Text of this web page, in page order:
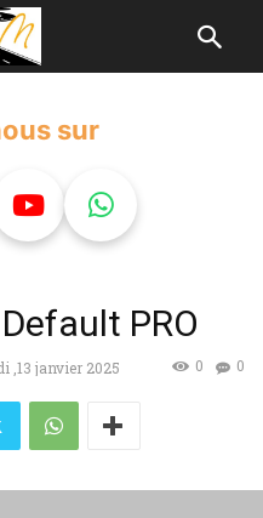
sur
PRO
,13 janvier 2025 0
0